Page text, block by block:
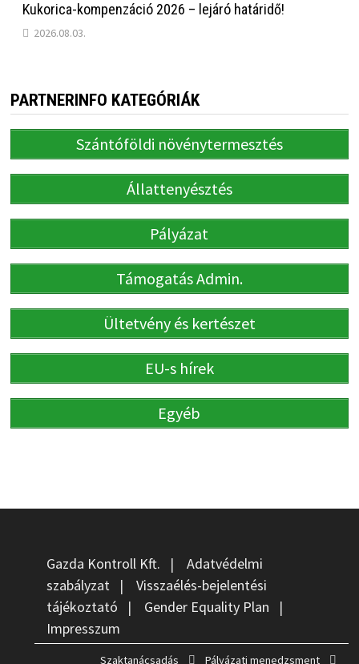
Kukorica-kompenzáció 2026 – lejáró határidő!
2026.08.03.
PARTNERINFO KATEGÓRIÁK
Szántóföldi növénytermesztés
Állattenyésztés
Pályázat
Támogatás Admin.
Ültetvény és kertészet
EU-s hírek
Egyéb
Gazda Kontroll Kft. | Adatvédelmi
szabályzat| Visszaélés-bejelentési
tájékoztató | Gender Equality Plan |
Impresszum
Szaktanácsadás Pályázati menedzsment